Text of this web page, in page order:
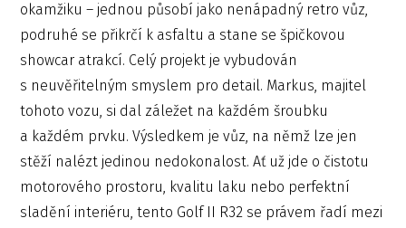
okamžiku – jednou působí jako nenápadný retro vůz,
podruhé se přikrčí k asfaltu a stane se špičkovou
showcar atrakcí. Celý projekt je vybudován
s neuvěřitelným smyslem pro detail. Markus, majitel
tohoto vozu, si dal záležet na každém šroubku
a každém prvku. Výsledkem je vůz, na němž lze jen
stěží nalézt jedinou nedokonalost. Ať už jde o čistotu
motorového prostoru, kvalitu laku nebo perfektní
sladění interiéru, tento Golf II R32 se právem řadí mezi